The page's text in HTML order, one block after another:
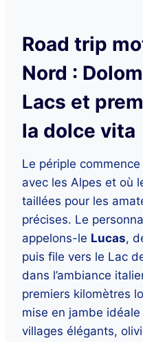
Road trip
Nord :
Lacs et
la dolce vita
Le périple
avec les Alpes et où
taillées pour les
précises. Le
appelons-le Lucas,
puis file vers le Lac
dans l’ambiance
premiers kilomètres
mise en jambe
villages élégants,